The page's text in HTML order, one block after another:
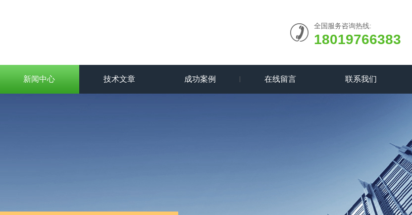
全国服务咨询热线:
18019766383
新闻中心 技术文章 成功案例 在线留言 联系我们